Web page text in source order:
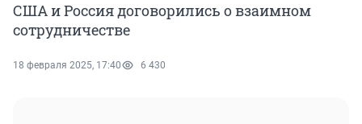
США и Россия договорились о взаимном
сотрудничестве
18 февраля 2025, 17:40 6 430